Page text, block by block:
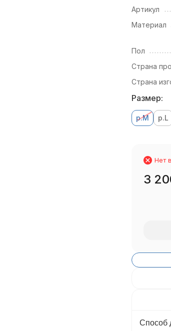
Артикул
Материал
Пол
Страна
Страна
Размер:
р.M р.L
Нет
3
Способ